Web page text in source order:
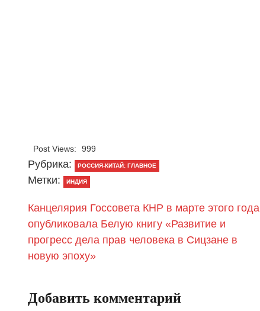
Post Views: 999
Рубрика: РОССИЯ-КИТАЙ: ГЛАВНОЕ
Метки: ИНДИЯ
Канцелярия Госсовета КНР в марте этого года
опубликовала Белую книгу «Развитие и
прогресс дела прав человека в Сицзане в
новую эпоху»
Добавить комментарий